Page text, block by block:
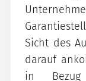
Sicht des
darauf
in